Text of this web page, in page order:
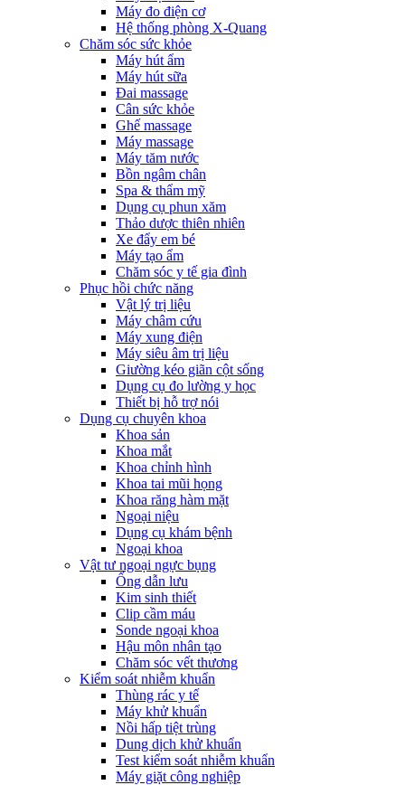
Máy đo điện cơ
Hệ thống phòng X-Quang
Chăm sóc sức khỏe
Máy hút ẩm
Máy hút sữa
Đai massage
Cân sức khỏe
Ghế massage
Máy massage
Máy tăm nước
Bồn ngâm chân
Spa & thẩm mỹ
Dụng cụ phun xăm
Thảo dược thiên nhiên
Xe đẩy em bé
Máy tạo ẩm
Chăm sóc y tế gia đình
Phục hồi chức năng
Vật lý trị liệu
Máy châm cứu
Máy xung điện
Máy siêu âm trị liệu
Giường kéo giãn cột sống
Dụng cụ đo lường y học
Thiết bị hỗ trợ nói
Dụng cụ chuyên khoa
Khoa sản
Khoa mắt
Khoa chỉnh hình
Khoa tai mũi họng
Khoa răng hàm mặt
Ngoại niệu
Dụng cụ khám bệnh
Ngoại khoa
Vật tư ngoại ngực bụng
Ống dẫn lưu
Kim sinh thiết
Clip cầm máu
Sonde ngoại khoa
Hậu môn nhân tạo
Chăm sóc vết thương
Kiểm soát nhiễm khuẩn
Thùng rác y tế
Máy khử khuẩn
Nồi hấp tiệt trùng
Dung dịch khử khuẩn
Test kiểm soát nhiễm khuẩn
Máy giặt công nghiệp